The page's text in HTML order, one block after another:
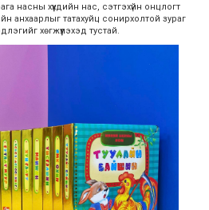
насны хүүхдийн нас, сэтгэхүйн онцлогт
анхаарлыг татахуйц сонирхолтой зураг
хөгжүүлэхэд тустай.